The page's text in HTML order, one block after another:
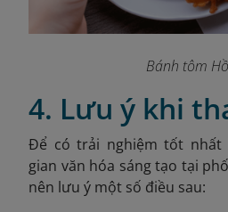
Bánh tôm
4. Lưu ý khi
Để có trải nghiệm tốt nhất
gian văn hóa sáng tạo tại
nên lưu ý một số điều sau: